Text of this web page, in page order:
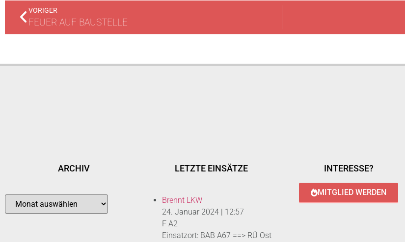
VORIGER
FEUER AUF BAUSTELLE
ARCHIV LETZTE EINSÄTZE
Brennt LKW
24. Januar 2024 | 12:57
F A2
Einsatzort: BAB A67 ==> RÜ Ost
INTERESSE?
MITGLIED WERDEN